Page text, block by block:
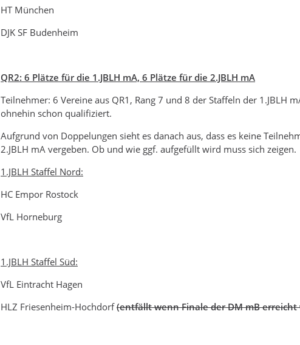
HT München
DJK SF Budenheim
QR2: 6 Plätze für die 1.JBLH mA, 6 Plätze für die 2.JBLH mA
Teilnehmer: 6 Vereine aus QR1, Rang 7 und 8 der Staffeln der 1.JBLH
ohnehin schon qualifiziert.
Aufgrund von Doppelungen sieht es danach aus, dass es keine
2.JBLH mA vergeben. Ob und wie ggf. aufgefüllt wird muss sich zeigen.
1.JBLH Staffel Nord:
HC Empor Rostock
VfL Horneburg
1.JBLH Staffel Süd:
VfL Eintracht Hagen
HLZ Friesenheim-Hochdorf(entfällt wenn Finale der DM mB erreicht